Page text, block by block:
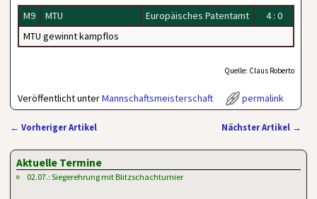
M9 MTU Europäisches Patentamt
4 : 0
MTU gewinnt kampflos
Quelle: Claus Roberto
Veröffentlicht unterMannschaftsmeisterschaft permalink
← Vorheriger Artikel Nächster Artikel →
Aktuelle Termine
02.07.: Siegerehrung mit Blitzschachturnier